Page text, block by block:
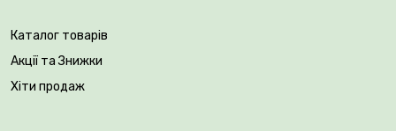
Каталог товарів
Акції та Знижки
Хіти продаж